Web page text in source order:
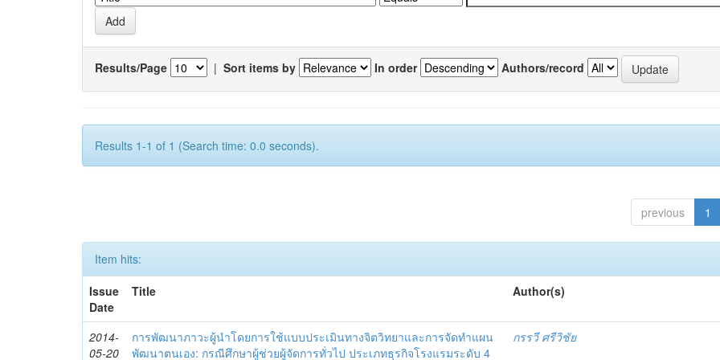
Results/Page | Sort items by In order Authors/record
Results 1-1 of 1 (Search time: 0.0 seconds).
previous 1
Item hits:
Issue
Date
Title Author(s)
2014-
05-20
การพัฒนาภาวะผู้นำโดยการใช้แบบประเมินทางจิตวิทยาและการจัดทำแผน
พัฒนาตนเอง: กรณีศึกษาผู้ช่วยผู้จัดการทั่วไป ประเภทธุรกิจโรงแรมระดับ 4
กรรวี ศรีวิชัย